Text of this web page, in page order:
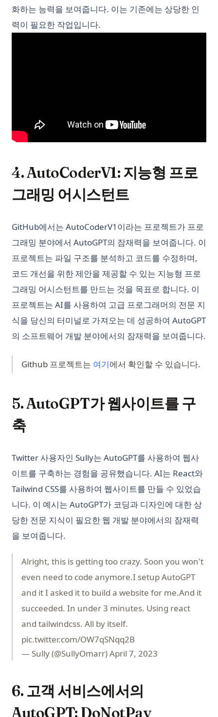
화하는 능력을 보여줍니다. 이는 기존에는 상당한 인
력이 필요한 작업입니다.
4. AutoCoderV1: 지능형 프로
그래밍 어시스턴트
GitHub에서는 AutoCoderV1이라는 프로젝트가 프로
그래밍 분야에서 AutoGPT의 잠재력을 보여줍니다. 이
프로젝트는 파일 구조를 분석하고 코드를 수정하며,
코드 개선을 위한 제안을 제공할 수 있는 지능형 프로
그래밍 어시스턴트를 만드는 것을 목표로 합니다. 이
프로젝트는 AI를 사용하여 고급 프로그래머의 전문 지
식을 당신의 터미널로 가져오는 데 성공하여 AutoGPT
의 소프트웨어 개발 분야에서의 잠재력을 보여줍니다.
Github 프로젝트는 여기(opens in a new tab)
에서 확인할 수 있습니다.
5. AutoGPT가 웹사이트를 구
축
Twitter 사용자인 Sully는 AutoGPT를 사용하여 웹사
이트를 구축하는 경험을 공유했습니다. AI는 React와
Tailwind CSS를 사용하여 웹사이트를 만들 수 있었습
니다. 이 예시는 AutoGPT가 코딩과 디자인에 대한 상
당한 전문 지식이 필요한 웹 개발 분야에서의 잠재력
을 보여줍니다.
Alright, this is getting too crazy. Soon you won't
even need to code anymore.I setup AutoGPT
and it I asked it to build a website for me.And it
succeeded. In under 3 minutes. Using react
and tailwindcss. All by itself.
pic.twitter.com/OW7qSNqq2B
— Sully (@SullyOmarr)April 7, 2023
6. 고객 서비스에서의
AutoGPT: DoNotPay